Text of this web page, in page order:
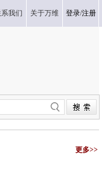
我们 关于万维 登录/注册
更多>>